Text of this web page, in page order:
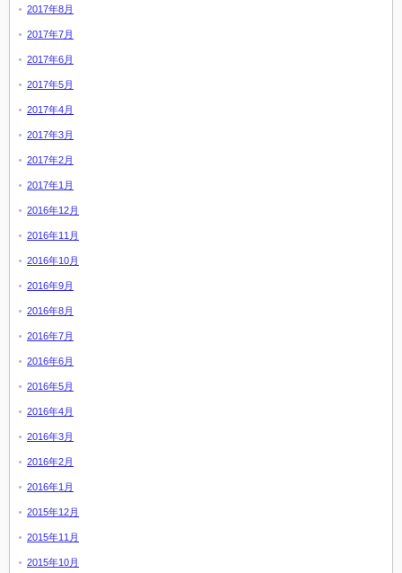
2017年8月
2017年7月
2017年6月
2017年5月
2017年4月
2017年3月
2017年2月
2017年1月
2016年12月
2016年11月
2016年10月
2016年9月
2016年8月
2016年7月
2016年6月
2016年5月
2016年4月
2016年3月
2016年2月
2016年1月
2015年12月
2015年11月
2015年10月